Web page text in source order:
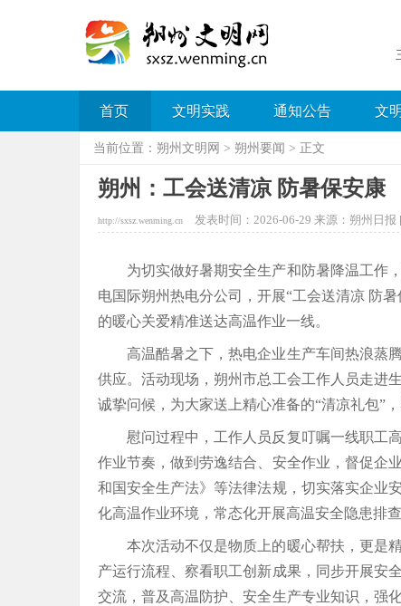
首页 文明实践 通知公告 文
当前位置： 朔州文明网 > 朔州要闻 > 正文
朔州：工会送清凉 防暑保安康
http://sxsz.wenming.cn 发表时间：2026-06-29 来源：朔州日报
为切实做好暑期安全生产和防暑降温工作
电国际朔州热电分公司，开展“工会送清凉 防
的暖心关爱精准送达高温作业一线。
高温酷暑之下，热电企业生产车间热浪蒸
供应。活动现场，朔州市总工会工作人员走进
诚挚问候，为大家送上精心准备的“清凉礼包”
慰问过程中，工作人员反复叮嘱一线职工
作业节奏，做到劳逸结合、安全作业，督促企
和国安全生产法》等法律法规，切实落实企业
化高温作业环境，常态化开展高温安全隐患排查
本次活动不仅是物质上的暖心帮扶，更是
产运行流程、察看职工创新成果，同步开展安
交流，普及高温防护、安全生产专业知识，强